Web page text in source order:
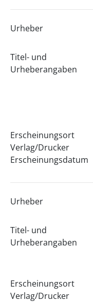
Urheber
Titel- und
Urheberangaben
Erscheinungsort
Verlag/Drucker
Erscheinungsdatum
Urheber
Titel- und
Urheberangaben
Erscheinungsort
Verlag/Drucker